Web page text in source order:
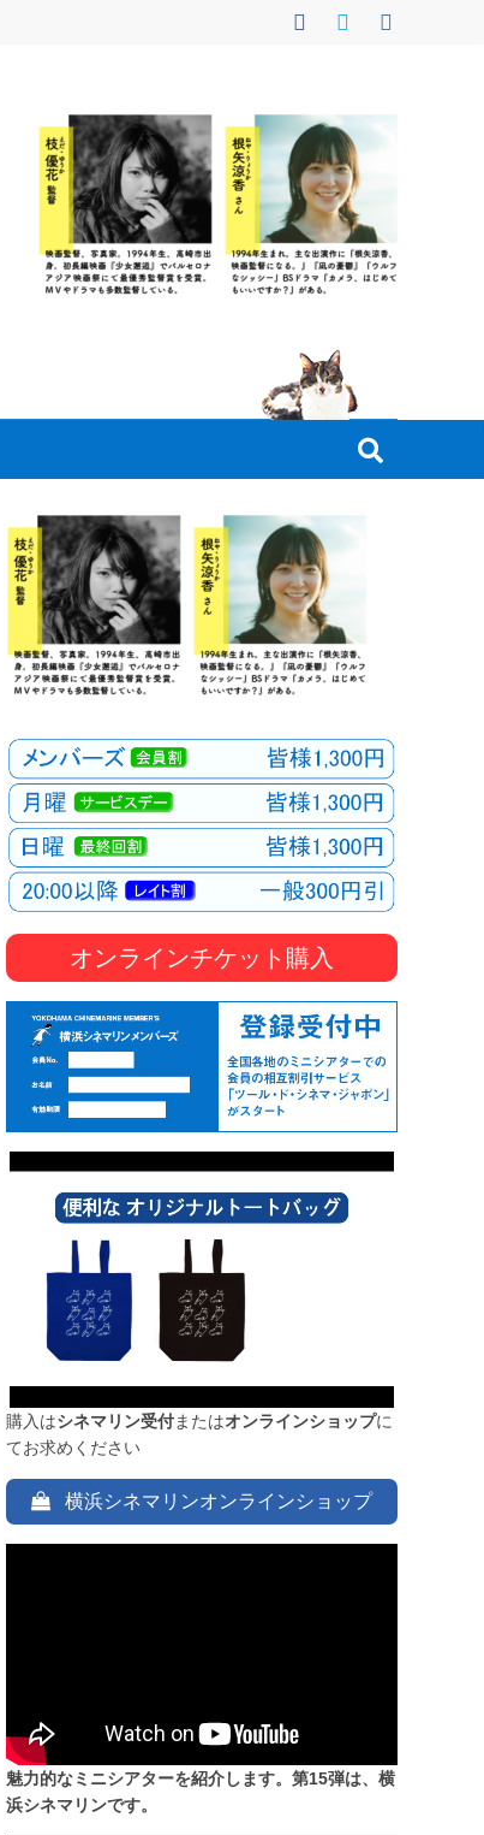
オンラインチケット購入
購入はシネマリン受付またはオンラインショップに
てお求めください
横浜シネマリンオンラインショップ
魅力的なミニシアターを紹介します。第15弾は、横
浜シネマリンです。